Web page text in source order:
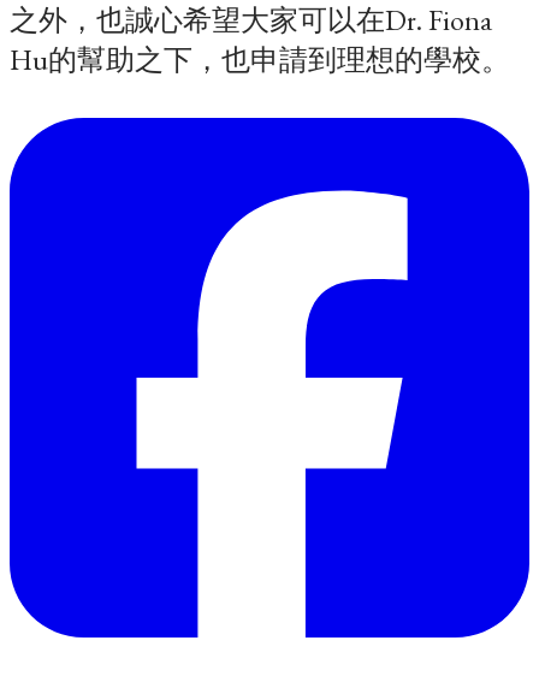
之外，也誠心希望大家可以在Dr. Fiona
Hu的幫助之下，也申請到理想的學校。